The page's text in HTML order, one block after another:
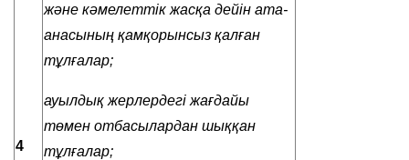
4
және кәмелеттік жасқа дейін ата-
анасының қамқорынсыз қалған
тұлғалар;
ауылдық жерлердегі жағдайы
төмен отбасылардан шыққан
тұлғалар;